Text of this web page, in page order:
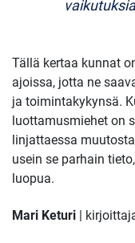
Tällä kertaa kunnat
ajoissa, jotta ne
ja toimintakykynsä.
luottamusmiehet on
linjattaessa
usein se parhain
luopua.
Mari Keturi |